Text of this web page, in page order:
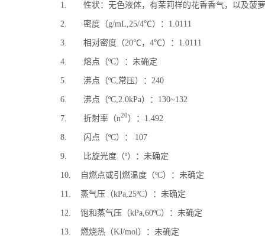
1. 性状：无色液体，有茉莉样的花香香气，以及菠萝
2. 密度（g/mL,25/4℃）：1.0111
3. 相对密度（20℃，4℃）：1.0111
4. 熔点（ºC）：未确定
5. 沸点（ºC,常压）：240
6. 沸点（ºC,2.0kPa）：130~132
7. 折射率（n20）：1.492
8. 闪点（ºC）： 107
9. 比旋光度（º）：未确定
10. 自燃点或引燃温度（ºC）：未确定
11. 蒸气压（kPa,25ºC）：未确定
12. 饱和蒸气压（kPa,60ºC）：未确定
13. 燃烧热（KJ/mol）：未确定